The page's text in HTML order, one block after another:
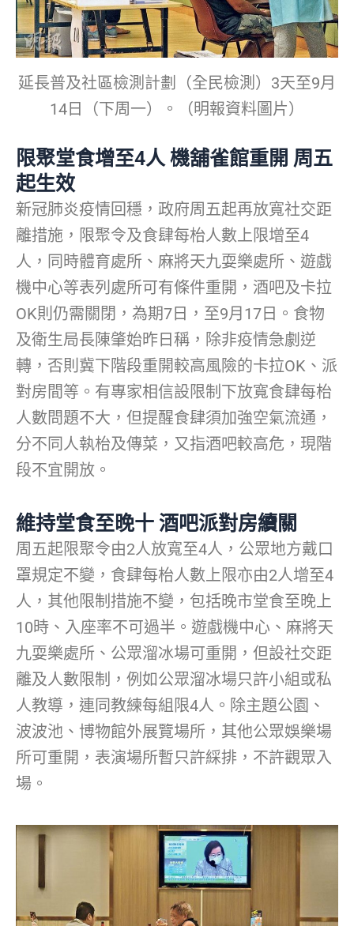
延長普及社區檢測計劃（全民檢測）3天至9月
14日（下周一）。（明報資料圖片）
限聚堂食增至4人 機舖雀館重開 周五
起生效
新冠肺炎疫情回穩，政府周五起再放寬社交距
離措施，限聚令及食肆每枱人數上限增至4
人，同時體育處所、麻將天九耍樂處所、遊戲
機中心等表列處所可有條件重開，酒吧及卡拉
OK則仍需關閉，為期7日，至9月17日。食物
及衛生局長陳肇始昨日稱，除非疫情急劇逆
轉，否則冀下階段重開較高風險的卡拉OK、派
對房間等。有專家相信設限制下放寬食肆每枱
人數問題不大，但提醒食肆須加強空氣流通，
分不同人執枱及傳菜，又指酒吧較高危，現階
段不宜開放。
維持堂食至晚十 酒吧派對房續關
周五起限聚令由2人放寬至4人，公眾地方戴口
罩規定不變，食肆每枱人數上限亦由2人增至4
人，其他限制措施不變，包括晚市堂食至晚上
10時、入座率不可過半。遊戲機中心、麻將天
九耍樂處所、公眾溜冰場可重開，但設社交距
離及人數限制，例如公眾溜冰場只許小組或私
人教導，連同教練每組限4人。除主題公園、
波波池、博物館外展覽場所，其他公眾娛樂場
所可重開，表演場所暫只許綵排，不許觀眾入
場。